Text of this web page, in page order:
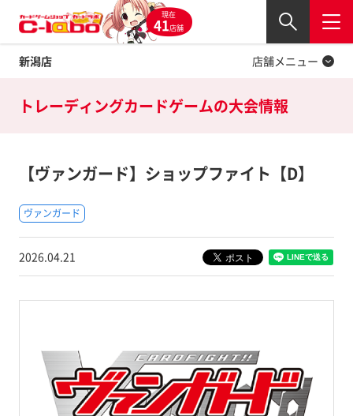
現在
41店舗
新潟店
閉じる
店舗メニュー
Twitter
トレーディングカードゲームの大会情報
【ヴァンガード】ショップファイト【D】
ヴァンガード
2026.04.21